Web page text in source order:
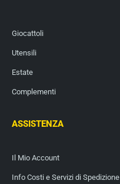
Giocattoli
Utensili
Estate
Complementi
ASSISTENZA
Il Mio Account
Info Costi e Servizi di Spedizione